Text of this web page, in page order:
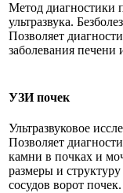
Метод диагностики
ультразвука.
Позволяет
заболевания
УЗИ почек
Ультразвуковое
Позволяет
камни в почках и
размеры и
сосудов ворот почек.